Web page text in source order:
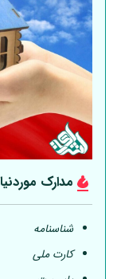
مدارک
شناسنامه
کارت ملی